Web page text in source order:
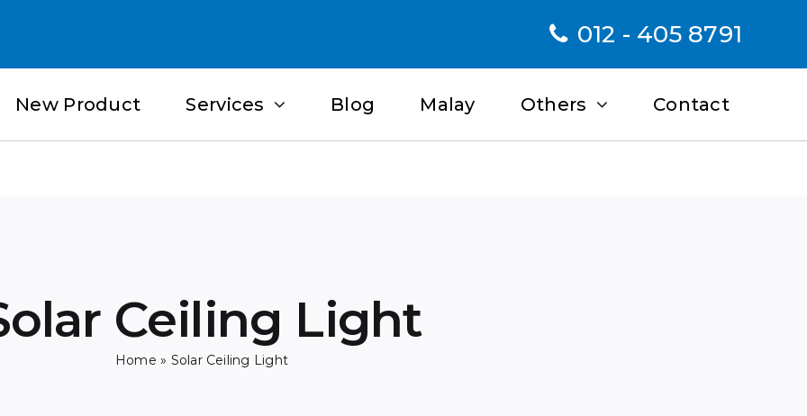
012 - 405 8791
New Product Services Blog Malay Others Contact
Ceiling Light
Home » Solar Ceiling Light